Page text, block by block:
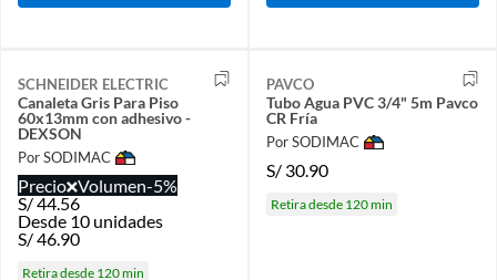
SCHNEIDER ELECTRIC
Canaleta Gris Para Piso
60x13mm con adhesivo -
DEXSON
Por SODIMAC
Precio Volumen-5%
S/44.56
Desde 10 unidades
S/46.90
Retira desde 120 min
PAVCO
Tubo Agua PVC 3/4" 5m Pavco
CR Fría
Por SODIMAC
S/ 30.90
Retira desde 120 min